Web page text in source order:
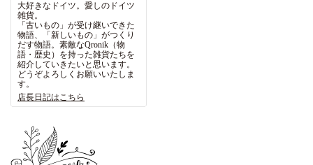
大好きなドイツ。愛しのドイツ
雑貨。
「古いもの」が受け継いできた
物語、「新しいもの」がつくり
だす物語。素敵なQronik（物
語・歴史）を持った雑貨たちを
紹介していきたいと思います。
どうぞよろしくお願いいたしま
す。
店長日記はこちら